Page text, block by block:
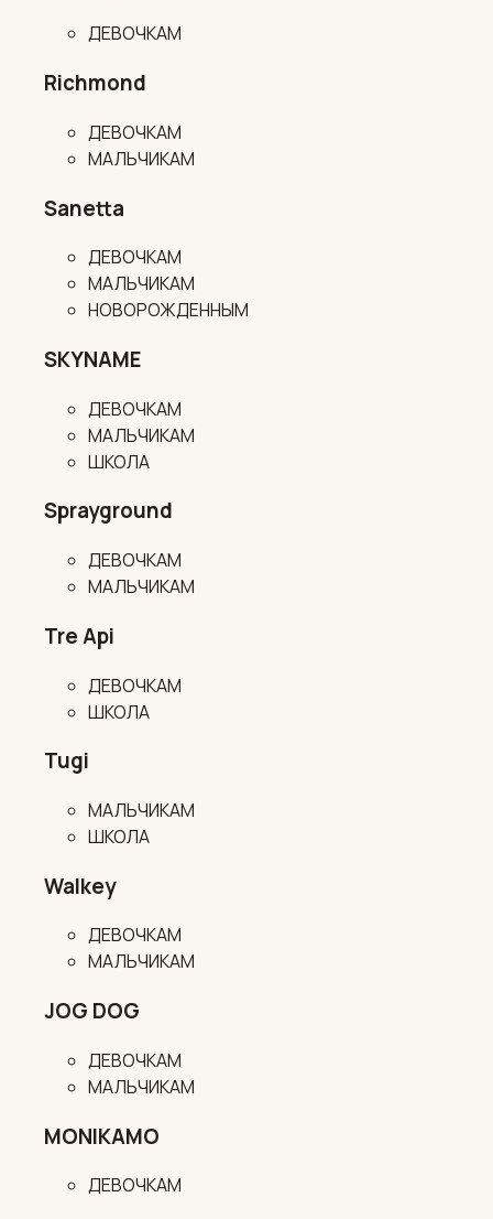
ДЕВОЧКАМ
Richmond
ДЕВОЧКАМ
МАЛЬЧИКАМ
Sanetta
ДЕВОЧКАМ
МАЛЬЧИКАМ
НОВОРОЖДЕННЫМ
SKYNAME
ДЕВОЧКАМ
МАЛЬЧИКАМ
ШКОЛА
Sprayground
ДЕВОЧКАМ
МАЛЬЧИКАМ
Tre Api
ДЕВОЧКАМ
ШКОЛА
Tugi
МАЛЬЧИКАМ
ШКОЛА
Walkey
ДЕВОЧКАМ
МАЛЬЧИКАМ
JOG DOG
ДЕВОЧКАМ
МАЛЬЧИКАМ
MONIKAMO
ДЕВОЧКАМ